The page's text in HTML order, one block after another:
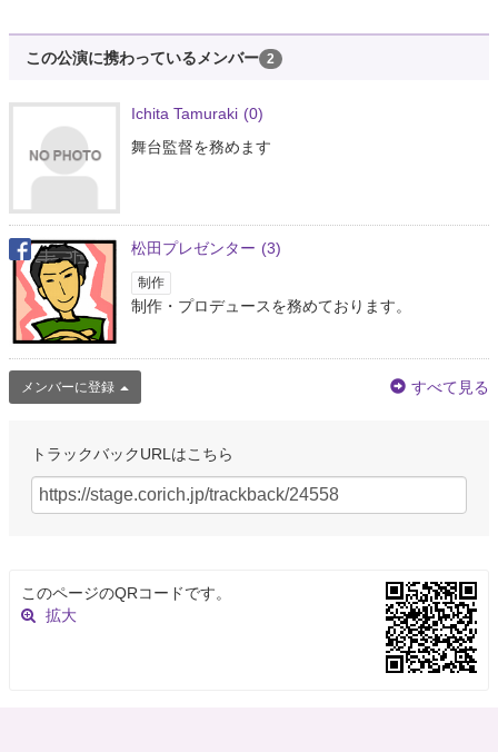
この公演に携わっているメンバー 2
Ichita Tamuraki (0)
舞台監督を務めます
松田プレゼンター (3)
制作
制作・プロデュースを務めております。
メンバーに登録 すべて見る
トラックバックURLはこちら
このページのQRコードです。
拡大